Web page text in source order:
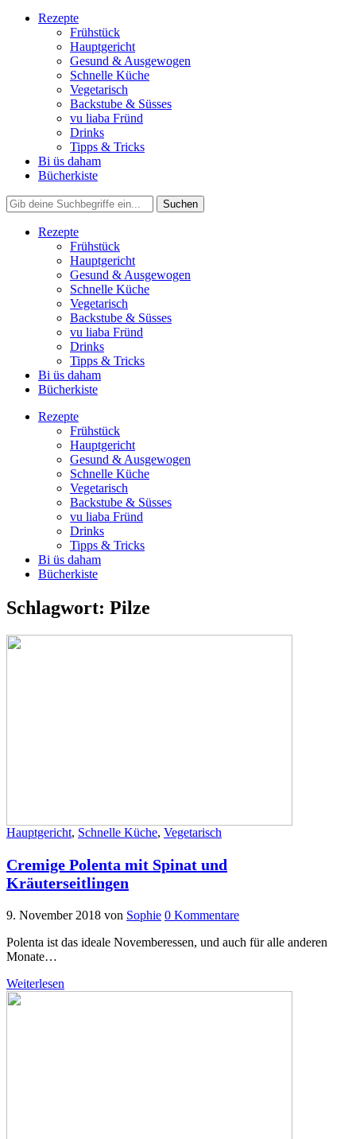
Rezepte
Frühstück
Hauptgericht
Gesund & Ausgewogen
Schnelle Küche
Vegetarisch
Backstube & Süsses
vu liaba Fründ
Drinks
Tipps & Tricks
Bi üs daham
Bücherkiste
Rezepte
Frühstück
Hauptgericht
Gesund & Ausgewogen
Schnelle Küche
Vegetarisch
Backstube & Süsses
vu liaba Fründ
Drinks
Tipps & Tricks
Bi üs daham
Bücherkiste
Rezepte
Frühstück
Hauptgericht
Gesund & Ausgewogen
Schnelle Küche
Vegetarisch
Backstube & Süsses
vu liaba Fründ
Drinks
Tipps & Tricks
Bi üs daham
Bücherkiste
Schlagwort: Pilze
Hauptgericht, Schnelle Küche, Vegetarisch
Cremige Polenta mit Spinat und
Kräuterseitlingen
9. November 2018 von Sophie 0 Kommentare
Polenta ist das ideale Novemberessen, und auch für alle anderen
Monate…
Weiterlesen